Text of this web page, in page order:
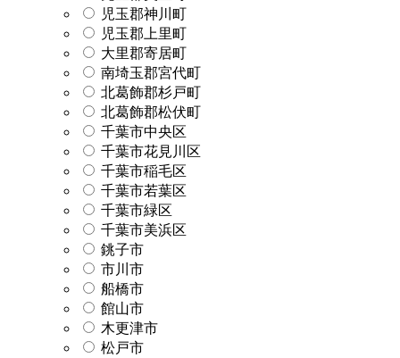
児玉郡神川町
児玉郡上里町
大里郡寄居町
南埼玉郡宮代町
北葛飾郡杉戸町
北葛飾郡松伏町
千葉市中央区
千葉市花見川区
千葉市稲毛区
千葉市若葉区
千葉市緑区
千葉市美浜区
銚子市
市川市
船橋市
館山市
木更津市
松戸市